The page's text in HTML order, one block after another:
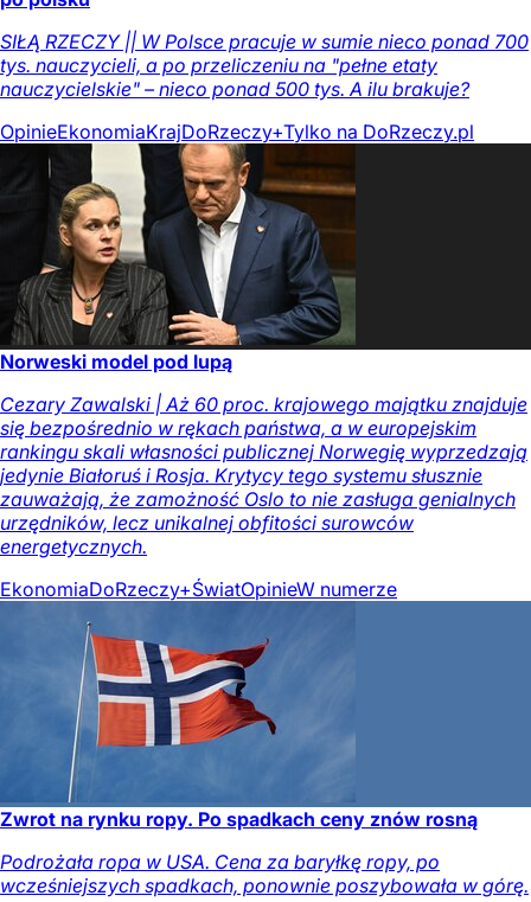
SIŁĄ RZECZY || W Polsce pracuje w sumie nieco ponad 700
tys. nauczycieli, a po przeliczeniu na "pełne etaty
nauczycielskie" – nieco ponad 500 tys. A ilu brakuje?
OpinieEkonomiaKrajDoRzeczy+Tylko na DoRzeczy.pl
Norweski model pod lupą
Cezary Zawalski | Aż 60 proc. krajowego majątku znajduje
się bezpośrednio w rękach państwa, a w europejskim
rankingu skali własności publicznej Norwegię wyprzedzają
jedynie Białoruś i Rosja. Krytycy tego systemu słusznie
zauważają, że zamożność Oslo to nie zasługa genialnych
urzędników, lecz unikalnej obfitości surowców
energetycznych.
EkonomiaDoRzeczy+ŚwiatOpinieW numerze
Zwrot na rynku ropy. Po spadkach ceny znów rosną
Podrożała ropa w USA. Cena za baryłkę ropy, po
wcześniejszych spadkach, ponownie poszybowała w górę.